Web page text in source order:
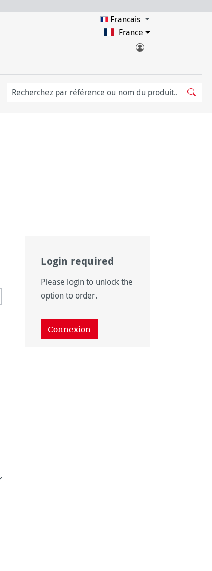
Francais
France
le moment.)
pour le moment.)
disponible pour le moment.)
n'est pas disponible pour le moment.)
pour le moment.)
pour le moment.)
pour le moment.)
pas disponible pour le moment.)
pas disponible pour le moment.)
Login required
Please login to unlock the
option to order.
Connexion